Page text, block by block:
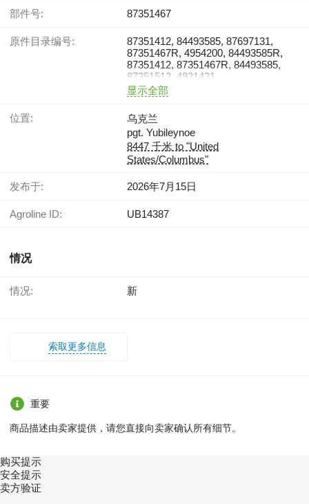
部件号: 87351467
原件目录编号:
87351412, 84493585, 87697131,
87351467R, 4954200, 84493585R,
87351412, 87351467R, 84493585,
87351512, 4921431
显示全部
位置:
乌克兰
pgt. Yubileynoe
8447 千米 to "United
States/Columbus"
发布于: 2026年7月15日
Agroline ID: UB14387
情况
情况: 新
索取更多信息
重要
商品描述由卖家提供，请您直接向卖家确认所有细节。
购买提示
安全提示
卖方验证